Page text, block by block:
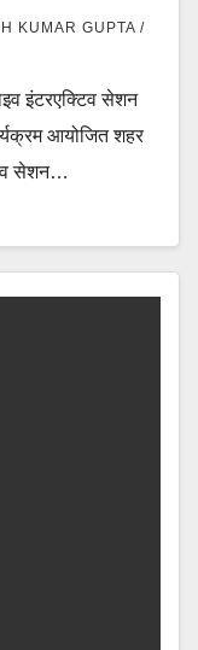
KUMAR GUPTA /
इंटरएक्टिव सेशन
आयोजित शहर
सेशन…